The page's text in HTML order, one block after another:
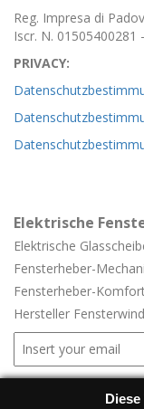
Reg. Impresa di
Iscr. N. 01505400281
PRIVACY:
Elektrische
Elektrische
Fensterheber-
Fensterheber-
Hersteller
Elektrische